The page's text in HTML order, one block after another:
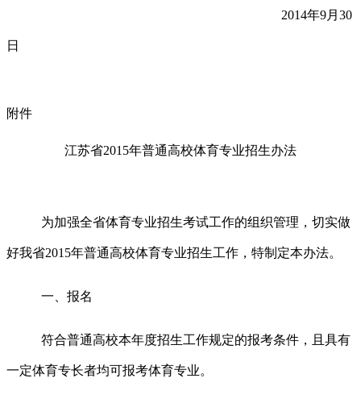
2014年9月30
日
附件
江苏省2015年普通高校体育专业招生办法
为加强全省体育专业招生考试工作的组织管理，切实做
好我省2015年普通高校体育专业招生工作，特制定本办法。
一、报名
符合普通高校本年度招生工作规定的报考条件，且具有
一定体育专长者均可报考体育专业。